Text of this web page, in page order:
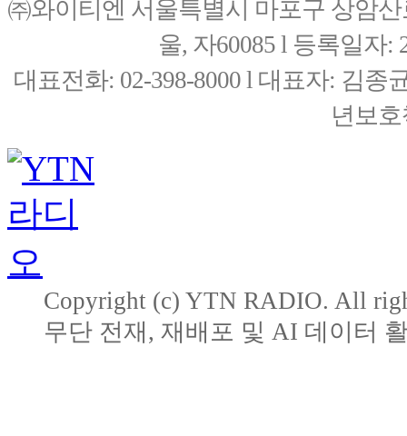
㈜와이티엔 서울특별시 마포구 상암
울, 자60085 l 등록일자:
대표전화: 02-398-8000 l 대표자: 김종
년보
Copyright (c) YTN RADIO. All
무단 전재, 재배포 및 AI 데이터